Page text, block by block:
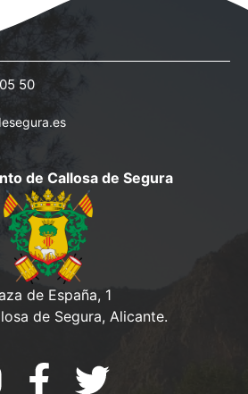
50
de Callosa de Segura
de España, 1
de Segura, Alicante.